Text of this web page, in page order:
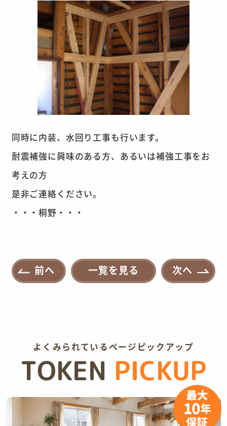
同時に内装、水回り工事も行います。
耐震補強に興味のある方、あるいは補強工事をお
考えの方
是非ご連絡ください。
・・・桐野・・・
前へ 一覧を見る 次へ
よくみられているページピックアップ
TOKEN PICKUP